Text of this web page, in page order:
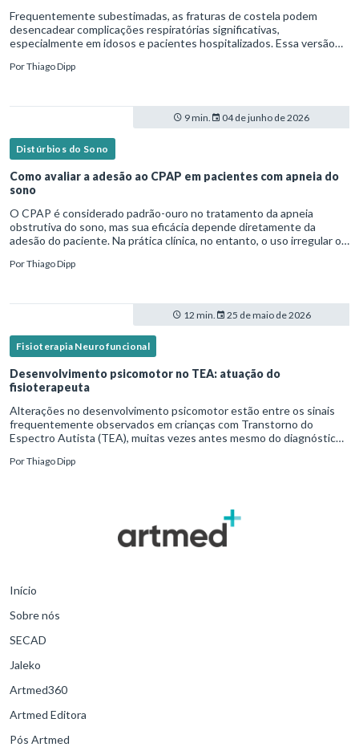
Frequentemente subestimadas, as fraturas de costela podem
desencadear complicações respiratórias significativas,
especialmente em idosos e pacientes hospitalizados. Essa versão
cená
PorThiago Dipp
9 min. 04 de junho de 2026
Distúrbios do Sono
Como avaliar a adesão ao CPAP em pacientes com apneia do
sono
O CPAP é considerado padrão-ouro no tratamento da apneia
obstrutiva do sono, mas sua eficácia depende diretamente da
adesão do paciente. Na prática clínica, no entanto, o uso irregular ou
PorThiago Dipp
12 min. 25 de maio de 2026
Fisioterapia Neurofuncional
Desenvolvimento psicomotor no TEA: atuação do
fisioterapeuta
Alterações no desenvolvimento psicomotor estão entre os sinais
frequentemente observados em crianças com Transtorno do
Espectro Autista (TEA), muitas vezes antes mesmo do diagnóstico
PorThiago Dipp
Início
Sobre nós
SECAD
Jaleko
Artmed360
Artmed Editora
Pós Artmed